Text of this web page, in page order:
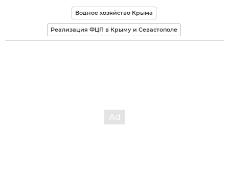
Водное хозяйство Крыма
Реализация ФЦП в Крыму и Севастополе